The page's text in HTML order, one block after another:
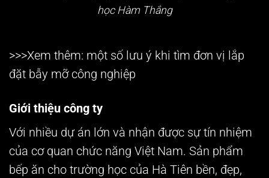
học Hàm Thắng
>>>Xem thêm: một số lưu ý khi tìm đơn vị lắp
đặt bẫy mỡ công nghiệp
Giới thiệu công ty
Với nhiều dự án lớn và nhận được sự tín nhiệm
của cơ quan chức năng Việt Nam. Sản phẩm
bếp ăn cho trường học của Hà Tiên bền, đẹp,